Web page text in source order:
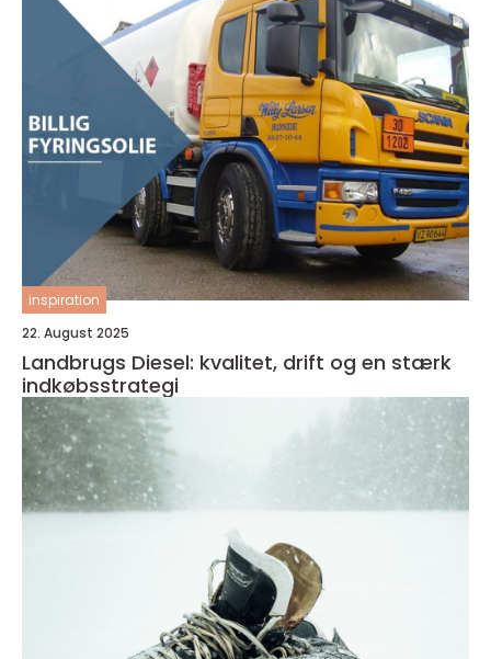
inspiration
22. August 2025
Landbrugs Diesel: kvalitet, drift og en stærk
indkøbsstrategi